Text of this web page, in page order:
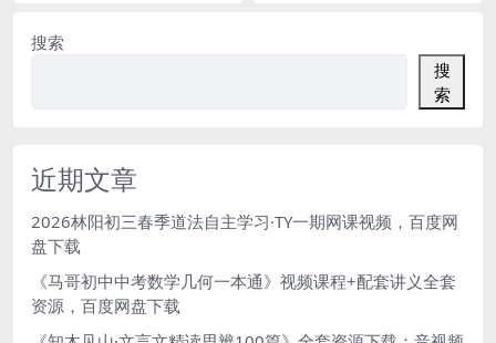
搜索
搜
索
近期文章
2026林阳初三春季道法自主学习·TY一期网课视频，百度网
盘下载
《马哥初中中考数学几何一本通》视频课程+配套讲义全套
资源，百度网盘下载